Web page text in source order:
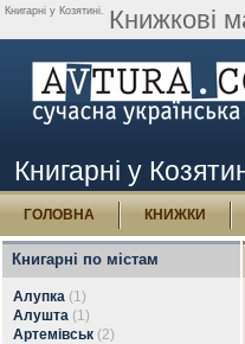
Книгарні у Козятині. Книжкові
Книгарні у
ГОЛОВНА КНИЖКИ
Книгарні по містам
Алупка (1)
Алушта (1)
Артемівськ (2)